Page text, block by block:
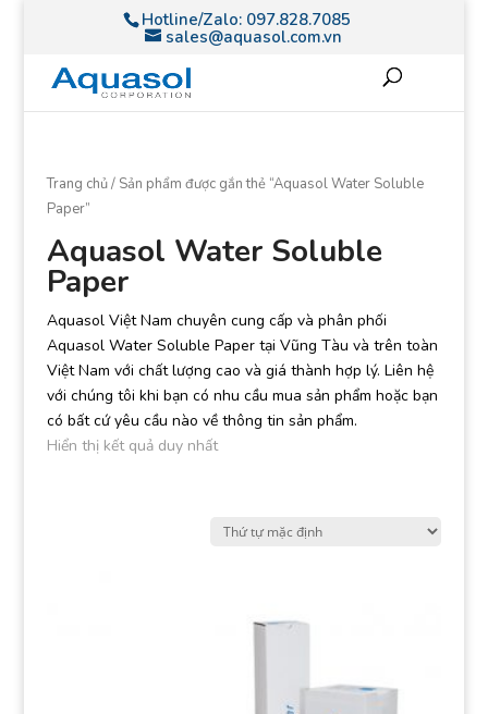
Hotline/Zalo: 097.828.7085
sales@aquasol.com.vn
Trang chủ/ Sản phẩm được gắn thẻ “Aquasol Water Soluble
Paper”
Aquasol Water Soluble
Paper
Aquasol Việt Nam chuyên cung cấp và phân phối
Aquasol Water Soluble Paper tại Vũng Tàu và trên toàn
Việt Nam với chất lượng cao và giá thành hợp lý. Liên hệ
với chúng tôi khi bạn có nhu cầu mua sản phẩm hoặc bạn
có bất cứ yêu cầu nào về thông tin sản phẩm.
Hiển thị kết quả duy nhất